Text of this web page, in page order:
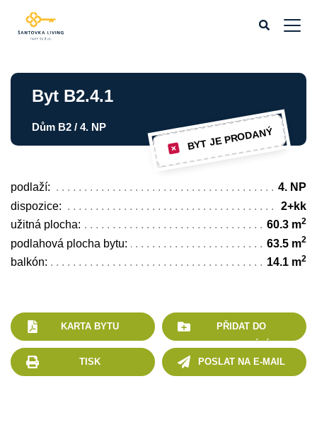
Byt B2.4.1
Dům B2 / 4. NP BYT JE PRODANÝ
podlaží:
4. NP
dispozice:
2+kk
užitná plocha:
60.3 m2
podlahová plocha bytu: 63.5 m2
balkón: 14.1 m2
KARTA BYTU
PŘIDAT DO
TISK
POSLAT NA E-MAIL